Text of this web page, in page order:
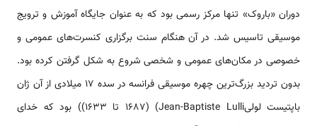
دوران «باروک» تنها مركز رسمی بود كه به عنوان جايگاه آموزش و ترويج
موسيقی تاسيس شد. در آن هنگام سنت برگزاری كنسرت‌های عمومی و
خصوصی در مكان‌های عمومی و شخصی شروع به شكل گرفتن كرده بود.
بدون تردید بزرگ‌ترین چهره موسیقی فرانسه در سده 17 میلادی از آن ژان
باپتیست لولیJean-Baptiste Lulli) (1687 تا 1633)) بود كه خدای